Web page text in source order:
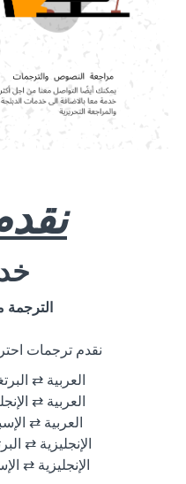
الترجمة
نقدم ترجمات
العربية ⇄
العربية ⇄
العربية ⇄
الإنجليزية ⇄
الإنجليزية ⇄